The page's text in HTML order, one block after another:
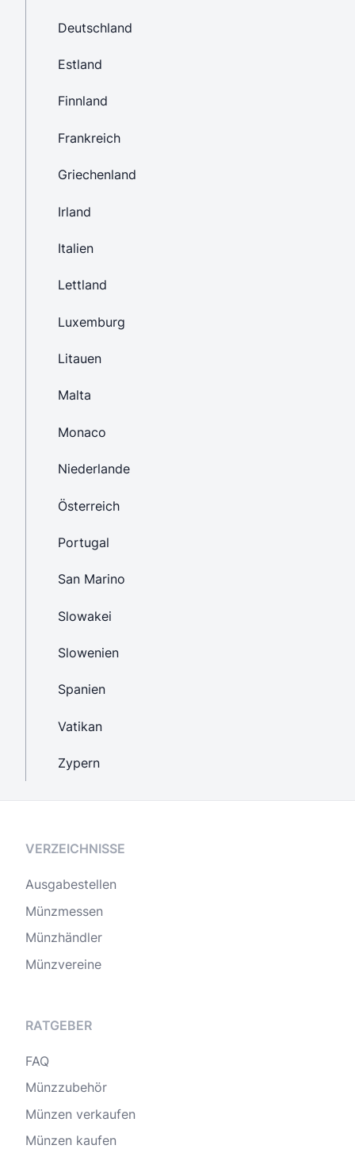
Deutschland
Estland
Finnland
Frankreich
Griechenland
Irland
Italien
Lettland
Luxemburg
Litauen
Malta
Monaco
Niederlande
Österreich
Portugal
San Marino
Slowakei
Slowenien
Spanien
Vatikan
Zypern
VERZEICHNISSE
Ausgabestellen
Münzmessen
Münzhändler
Münzvereine
RATGEBER
FAQ
Münzzubehör
Münzen verkaufen
Münzen kaufen